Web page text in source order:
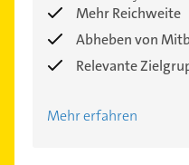
Mehr Reichweite
Abheben von
Relevante
Mehr erfahren